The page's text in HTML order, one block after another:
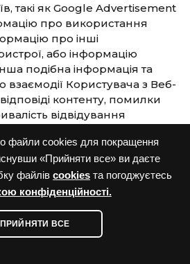
файли cookies для покращення
«Прийняти все» ви даєте
файлів cookies та погоджуєтесь
конфіденційності.
ПРИЙНЯТИ ВСЕ
такі як Google Advertisement
про використання
про інші
або інформацію
подібна інформація та
взаємодії Користувача з Веб-
контенту, помилки
відвідування
даних згідно цієї
на Веб-сайті, або
Додаткова інформація про
Кукіс, а також про те, як
інформації знаходиться в
файлів cookies.